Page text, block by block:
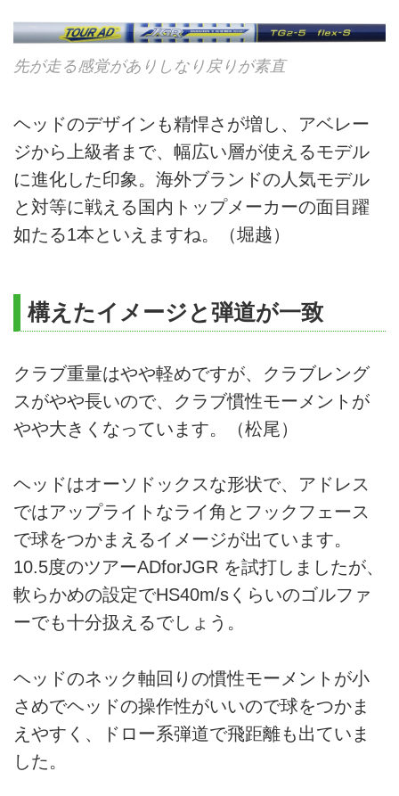
先が走る感覚がありしなり戻りが素直
ヘッドのデザインも精悍さが増し、アベレー
ジから上級者まで、幅広い層が使えるモデル
に進化した印象。海外ブランドの人気モデル
と対等に戦える国内トップメーカーの面目躍
如たる1本といえますね。（堀越）
構えたイメージと弾道が一致
クラブ重量はやや軽めですが、クラブレング
スがやや長いので、クラブ慣性モーメントが
やや大きくなっています。（松尾）
ヘッドはオーソドックスな形状で、アドレス
ではアップライトなライ角とフックフェース
で球をつかまえるイメージが出ています。
10.5度のツアーADforJGR を試打しましたが、
軟らかめの設定でHS40m/sくらいのゴルファ
ーでも十分扱えるでしょう。
ヘッドのネック軸回りの慣性モーメントが小
さめでヘッドの操作性がいいので球をつかま
えやすく、ドロー系弾道で飛距離も出ていま
した。